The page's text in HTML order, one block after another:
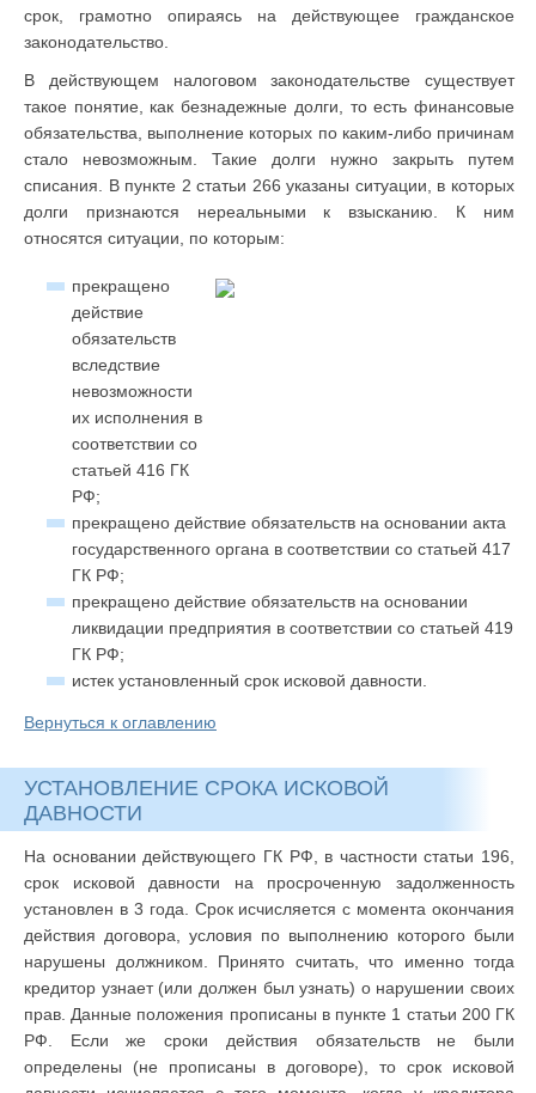
срок, грамотно опираясь на действующее гражданское
законодательство.
В действующем налоговом законодательстве существует
такое понятие, как безнадежные долги, то есть финансовые
обязательства, выполнение которых по каким-либо причинам
стало невозможным. Такие долги нужно закрыть путем
списания. В пункте 2 статьи 266 указаны ситуации, в которых
долги признаются нереальными к взысканию. К ним
относятся ситуации, по которым:
прекращено
действие
обязательств
вследствие
невозможности
их исполнения в
соответствии со
статьей 416 ГК
РФ;
прекращено действие обязательств на основании акта
государственного органа в соответствии со статьей 417
ГК РФ;
прекращено действие обязательств на основании
ликвидации предприятия в соответствии со статьей 419
ГК РФ;
истек установленный срок исковой давности.
Вернуться к оглавлению
УСТАНОВЛЕНИЕ СРОКА ИСКОВОЙ
ДАВНОСТИ
На основании действующего ГК РФ, в частности статьи 196,
срок исковой давности на просроченную задолженность
установлен в 3 года. Срок исчисляется с момента окончания
действия договора, условия по выполнению которого были
нарушены должником. Принято считать, что именно тогда
кредитор узнает (или должен был узнать) о нарушении своих
прав. Данные положения прописаны в пункте 1 статьи 200 ГК
РФ. Если же сроки действия обязательств не были
определены (не прописаны в договоре), то срок исковой